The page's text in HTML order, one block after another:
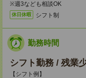
※週3なども相談OK
休日休暇 シフト制
勤務時間
シフト勤務 / 残業
【シフト例】